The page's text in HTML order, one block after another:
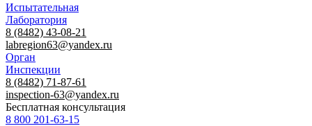
Испытательная
Лаборатория
8 (8482) 43-08-21
labregion63@yandex.ru
Орган
Инспекции
8 (8482) 71-87-61
inspection-63@yandex.ru
Бесплатная консультация
8 800 201-63-15